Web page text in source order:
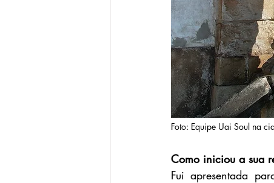
Foto: Equipe Uai Soul na
Como iniciou a sua
Fui apresentada